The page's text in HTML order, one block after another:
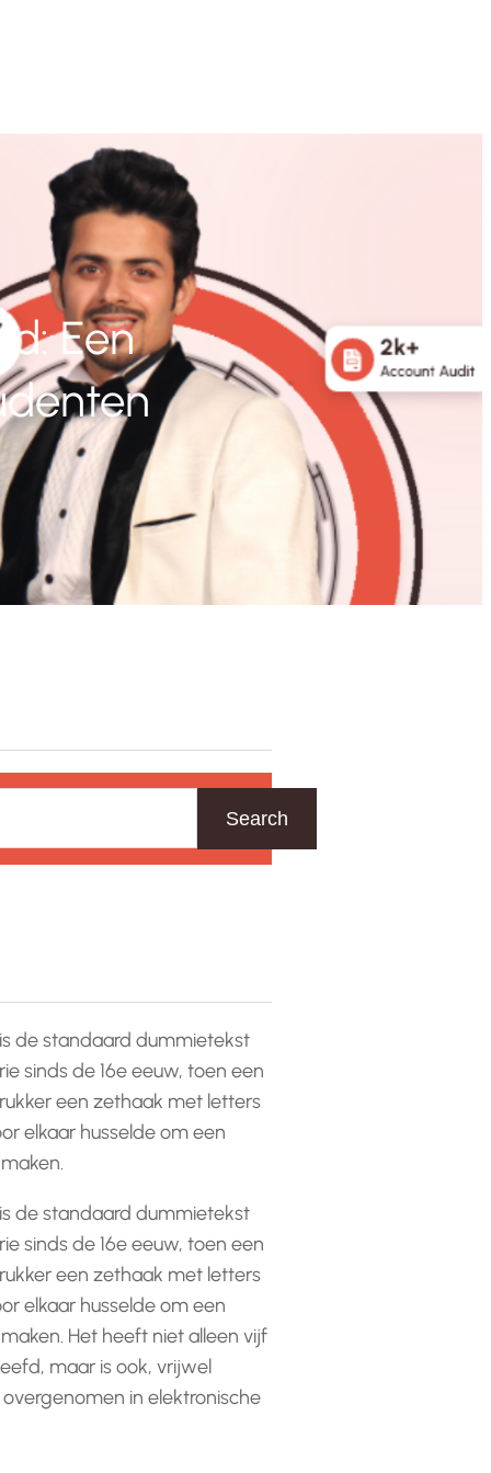
Een
Search
de standaard dummietekst
sinds de 16e eeuw, toen een
een zethaak met letters
elkaar husselde om een
de standaard dummietekst
sinds de 16e eeuw, toen een
een zethaak met letters
elkaar husselde om een
Het heeft niet alleen vijf
maar is ook, vrijwel
in elektronische